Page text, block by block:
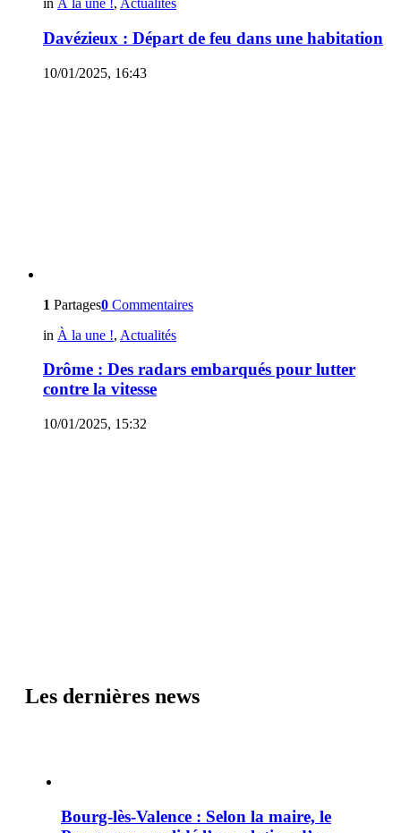
in À la une !, Actualités
Davézieux : Départ de feu dans une habitation
10/01/2025, 16:43
1 Partages0 Commentaires
in À la une !, Actualités
Drôme : Des radars embarqués pour lutter
contre la vitesse
10/01/2025, 15:32
Les dernières news
Bourg-lès-Valence : Selon la maire, le